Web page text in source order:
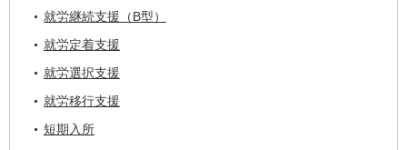
就労継続支援（B型）
就労定着支援
就労選択支援
就労移行支援
短期入所